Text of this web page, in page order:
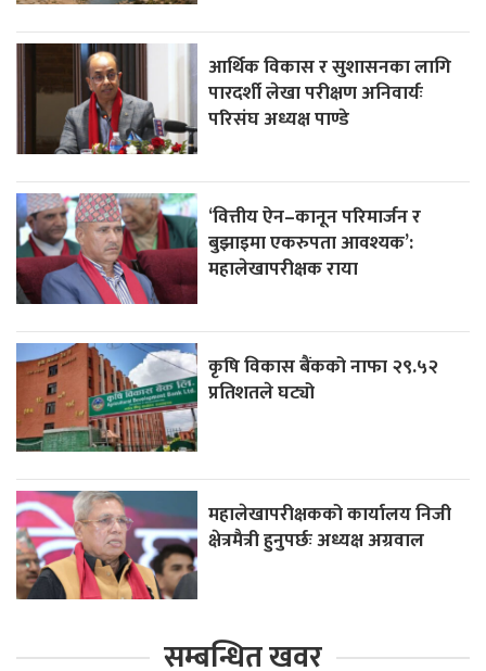
आर्थिक विकास र सुशासनका लागि
पारदर्शी लेखा परीक्षण अनिवार्यः
परिसंघ अध्यक्ष पाण्डे
‘वित्तीय ऐन–कानून परिमार्जन र
बुझाइमा एकरुपता आवश्यक’:
महालेखापरीक्षक राया
कृषि विकास बैंकको नाफा २९.५२
प्रतिशतले घट्यो
महालेखापरीक्षकको कार्यालय निजी
क्षेत्रमैत्री हुनुपर्छः अध्यक्ष अग्रवाल
सम्बन्धित खवर